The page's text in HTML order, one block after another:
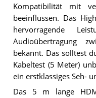
Kompatibilität mit
beeinflussen. Das
hervorragende
Audioübertragung
bekannt. Das solltest
Kabeltest (5 Meter)
ein erstklassiges Seh-
Das 5 m lange